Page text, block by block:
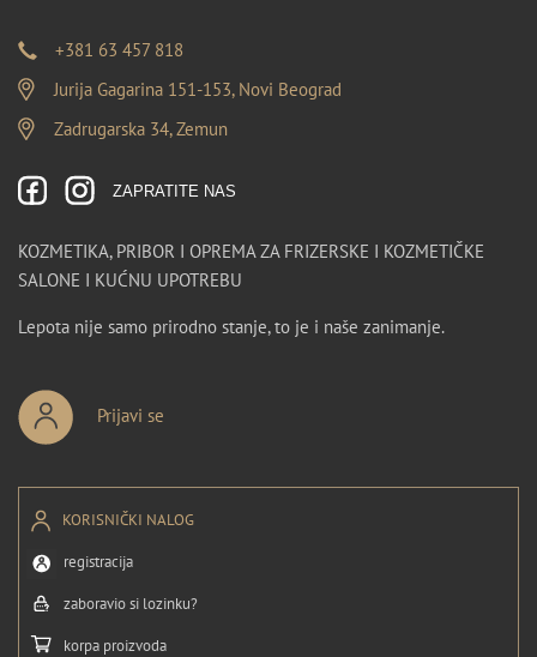
+381 63 457 818
Jurija Gagarina 151-153, Novi Beograd
Zadrugarska 34, Zemun
ZAPRATITE NAS
KOZMETIKA, PRIBOR I OPREMA ZA FRIZERSKE I KOZMETIČKE
SALONE I KUĆNU UPOTREBU
Lepota nije samo prirodno stanje, to je i naše zanimanje.
Prijavi se
KORISNIČKI NALOG
registracija
zaboravio si lozinku?
korpa proizvoda